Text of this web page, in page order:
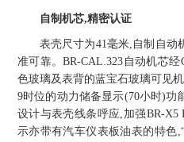
自制机芯,精密认证
表壳尺寸为41毫米,自制自动
准可靠。BR-CAL.323自动机芯
色玻璃及表背的蓝宝石玻璃可见
9时位的动力储备显示(70小时)功
设计与表壳线条呼应,加强BR-X5
示亦带有汽车仪表板油表的特色